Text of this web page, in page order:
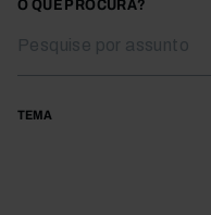
O QUE PROCURA?
TEMA